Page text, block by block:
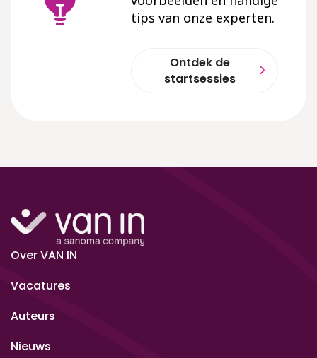
tips van onze experten.
Ontdek de
startsessies
Over VAN IN
Vacatures
Auteurs
Nieuws